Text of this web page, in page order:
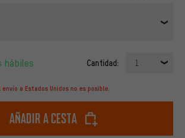
hábiles Cantidad: 1
envío a Estados Unidos no es posible.
Añadir a cesta